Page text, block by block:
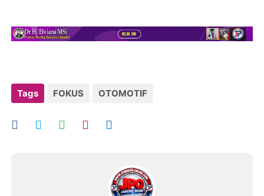
Tags FOKUS OTOMOTIF